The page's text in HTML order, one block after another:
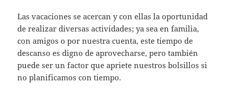
Las vacaciones se acercan y con ellas la oportunidad
de realizar diversas actividades; ya sea en familia,
con amigos o por nuestra cuenta, este tiempo de
descanso es digno de aprovecharse, pero también
puede ser un factor que apriete nuestros bolsillos si
no planificamos con tiempo.